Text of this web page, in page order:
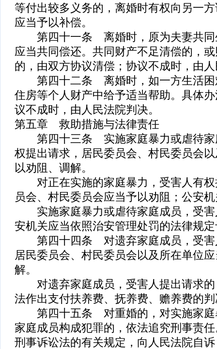
等付出较多义务的，离婚时有权向另一
应当予以补偿。
第四十一条 离婚时，原为夫妻共同
应当共同偿还。共同财产不足清偿的，
的，由双方协议清偿；协议不成时，由
第四十二条 离婚时，如一方生活困
住房等个人财产中给予适当帮助。具体
议不成时，由人民法院判决。
第五章 救助措施与法律责任
第四十三条 实施家庭暴力或虐待家
权提出请求，居民委员会、村民委员会
以劝阻、调解。
对正在实施的家庭暴力，受害人有权
员会、村民委员会应当予以劝阻；公安
实施家庭暴力或虐待家庭成员，受害
安机关应当依照治安管理处罚的法律规
第四十四条 对遗弃家庭成员，受害
居民委员会、村民委员会以及所在单位
解。
对遗弃家庭成员，受害人提出请求的
法作出支付扶养费、抚养费、赡养费的
第四十五条 对重婚的，对实施家庭
家庭成员构成犯罪的，依法追究刑事责
刑事诉讼法的有关规定，向人民法院自